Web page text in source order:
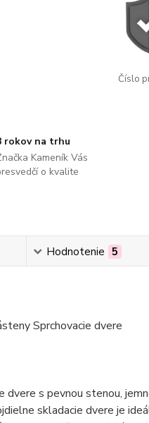
Číslo
rokov na trhu
Kameník Vás
o kvalite
Hodnotenie 5
Sprchovacie dvere
s pevnou stenou,
skladacie dvere je